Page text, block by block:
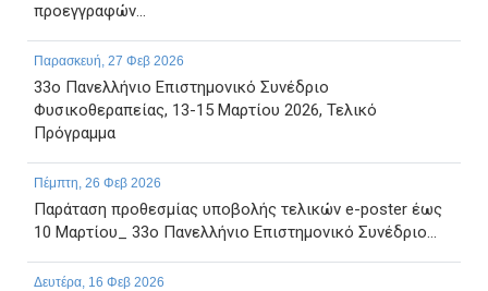
προεγγραφών...
Παρασκευή, 27 Φεβ 2026
33ο Πανελλήνιο Επιστημονικό Συνέδριο
Φυσικοθεραπείας, 13-15 Μαρτίου 2026, Τελικό
Πρόγραμμα
Πέμπτη, 26 Φεβ 2026
Παράταση προθεσμίας υποβολής τελικών e-poster έως
10 Μαρτίου_ 33ο Πανελλήνιο Επιστημονικό Συνέδριο...
Δευτέρα, 16 Φεβ 2026